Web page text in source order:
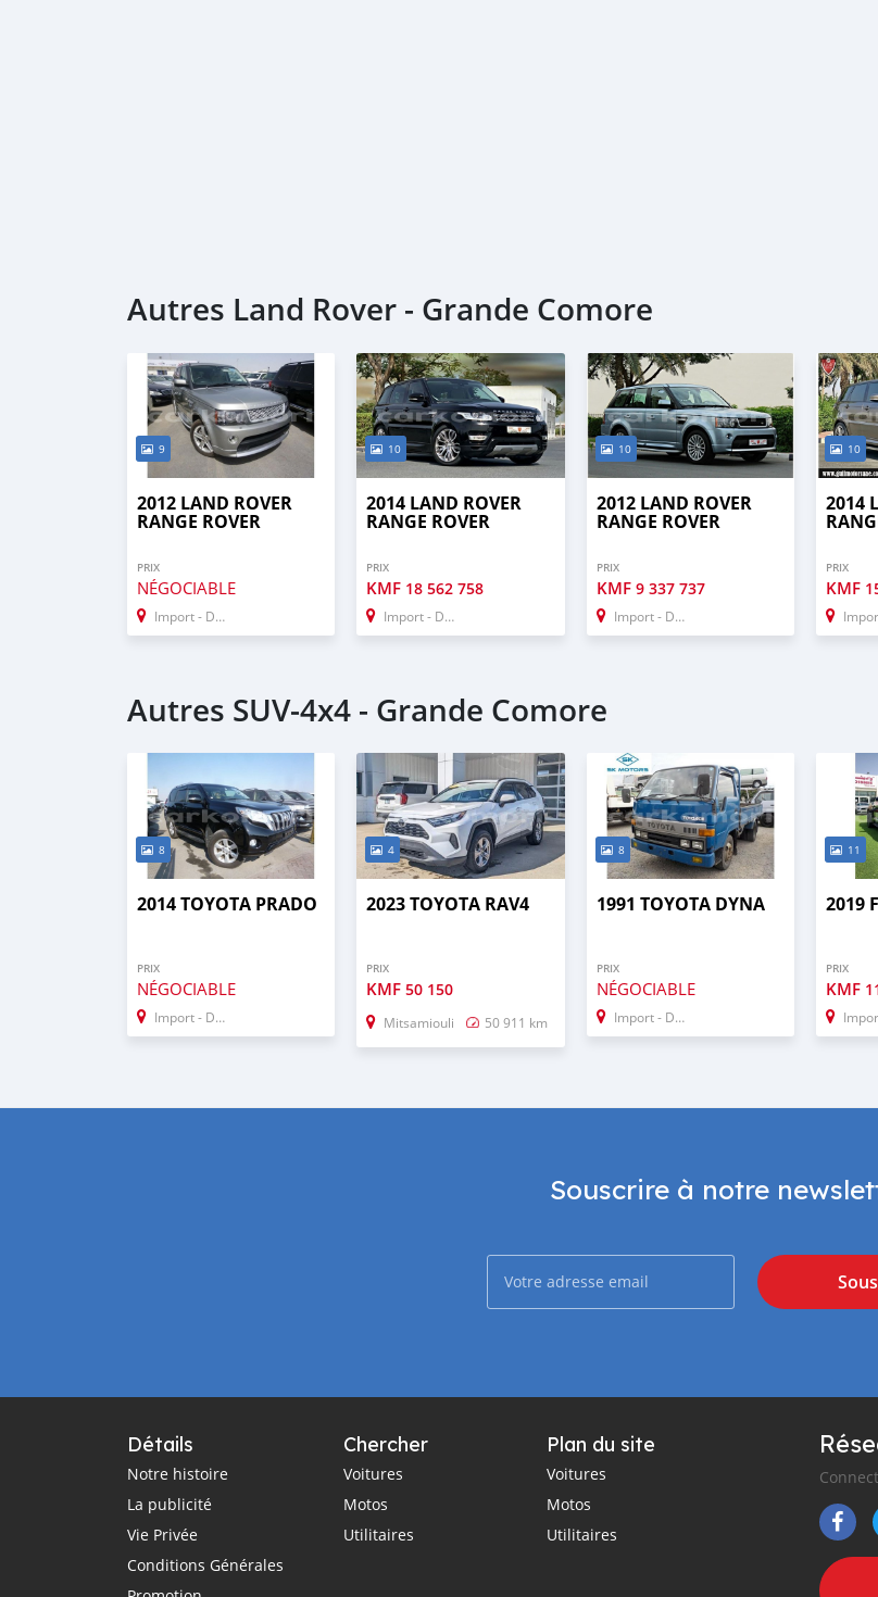
Autres Land Rover - Grande Comore
9
2012 LAND ROVER
RANGE ROVER
PRIX
NÉGOCIABLE
Import - Dubai
10
2014 LAND ROVER
RANGE ROVER
PRIX
KMF 18 562 758
Import - Dubai
10
2012 LAND ROVER
RANGE ROVER
PRIX
KMF 9 337 737
Import - Dubai
10
2014
PRIX
KMF
Import
Autres SUV‒4x4 - Grande Comore
8
2014 TOYOTA PRADO
PRIX
NÉGOCIABLE
Import - Dubai
4
2023 TOYOTA RAV4
PRIX
KMF50 150
Mitsamiouli 50 911 km
8
1991 TOYOTA DYNA
PRIX
NÉGOCIABLE
Import - Dubai
11
2019
PRIX
KMF
Import
Souscrire à notre
Détails
Notre histoire
La publicité
Vie Privée
Conditions Générales
Chercher
Voitures
Motos
Utilitaires
Plan du site
Voitures
Motos
Utilitaires